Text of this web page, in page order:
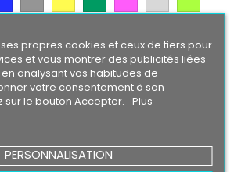
ArgentCitron
propres cookies et ceux de tiers pour
et vous montrer des publicités liées
analysant vos habitudes de
votre consentement à son
sur le bouton Accepter. Plus
PERSONNALISATION